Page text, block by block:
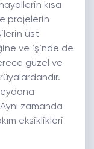
kısa
projelerin
üst
ve işinde de
güzel ve
zamanda
eksiklikleri